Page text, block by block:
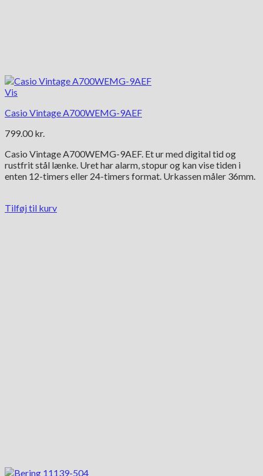
Vis
Casio Vintage A700WEMG-9AEF
799.00 kr.
Casio Vintage A700WEMG-9AEF. Et ur med digital tid og
rustfrit stål lænke. Uret har alarm, stopur og kan vise tiden i
enten 12-timers eller 24-timers format. Urkassen måler 36mm.
Tilføj til kurv